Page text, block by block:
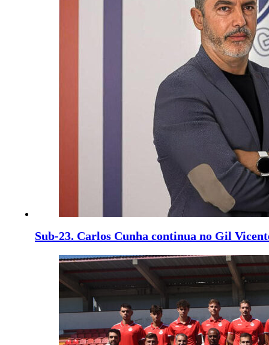
Sub-23. Carlos Cunha continua no Gil